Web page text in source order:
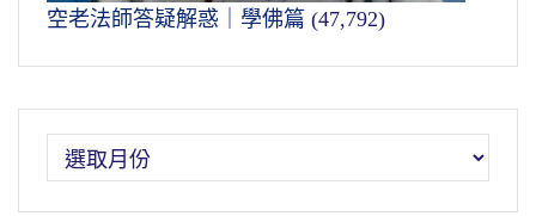
空老法師答疑解惑｜學佛篇 (47,792)